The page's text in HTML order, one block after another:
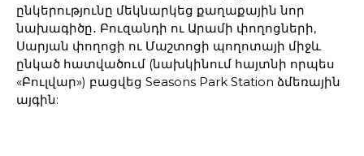
ընկերությունը մեկնարկեց քաղաքային նոր
նախագիծը․ Բուզանդի ու Արամի փողոցների,
Սարյան փողոցի ու Մաշտոցի պողոտայի միջև
ընկած հատվածում (նախկինում հայտնի որպես
«Բուլվար») բացվեց Seasons Park Station ձմեռային
այգին: